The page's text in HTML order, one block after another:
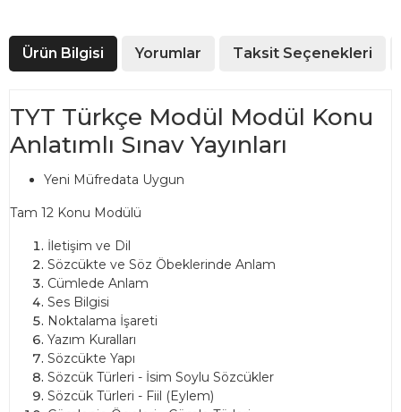
Ürün Bilgisi Yorumlar Taksit Seçenekleri
TYT Türkçe Modül Modül Konu
Anlatımlı Sınav Yayınları
Yeni Müfredata Uygun
Tam 12 Konu Modülü
İletişim ve Dil
Sözcükte ve Söz Öbeklerinde Anlam
Cümlede Anlam
Ses Bilgisi
Noktalama İşareti
Yazım Kuralları
Sözcükte Yapı
Sözcük Türleri - İsim Soylu Sözcükler
Sözcük Türleri - Fiil (Eylem)